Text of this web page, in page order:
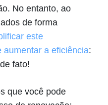
No entanto, ao
de forma
este
aumentar a eficiência:
fato!
que você pode